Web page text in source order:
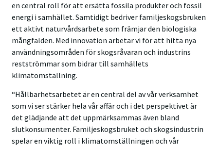
en central roll för att ersätta fossila produkter och fossil
energi i samhället. Samtidigt bedriver familjeskogsbruken
ett aktivt naturvårdsarbete som främjar den biologiska
mångfalden. Med innovation arbetar vi för att hitta nya
användningsområden för skogsråvaran och industrins
restströmmar som bidrar till samhällets
klimatomställning.
“Hållbarhetsarbetet är en central del av vår verksamhet
som vi ser stärker hela vår affär och i det perspektivet är
det glädjande att det uppmärksammas även bland
slutkonsumenter. Familjeskogsbruket och skogsindustrin
spelar en viktig roll i klimatomställningen och vår